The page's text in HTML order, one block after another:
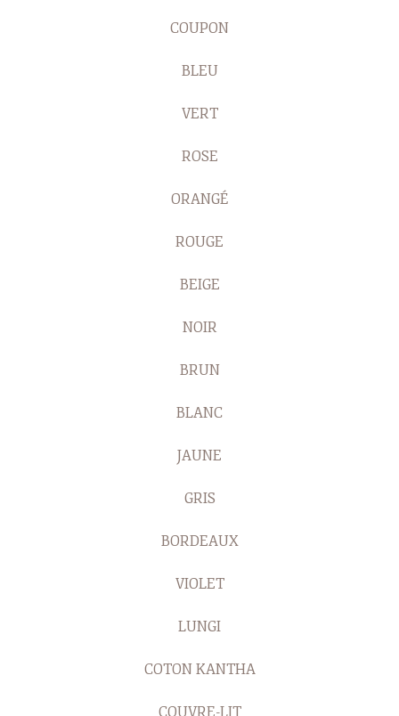
COUPON
BLEU
VERT
ROSE
ORANGÉ
ROUGE
BEIGE
NOIR
BRUN
BLANC
JAUNE
GRIS
BORDEAUX
VIOLET
LUNGI
COTON KANTHA